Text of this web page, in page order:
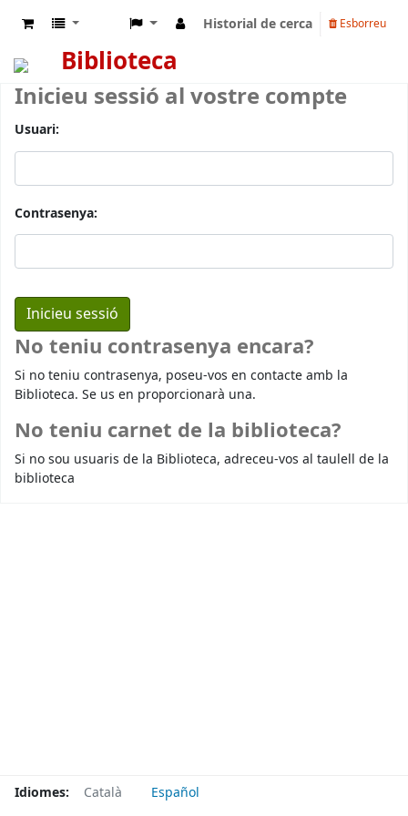
Historial de cerca Esborreu
Biblioteca
Inicieu sessió al vostre compte
Usuari:
Contrasenya:
No teniu contrasenya encara?
Si no teniu contrasenya, poseu-vos en contacte amb la
Biblioteca. Se us en proporcionarà una.
No teniu carnet de la biblioteca?
Si no sou usuaris de la Biblioteca, adreceu-vos al taulell de la
biblioteca
Idiomes: Català Español